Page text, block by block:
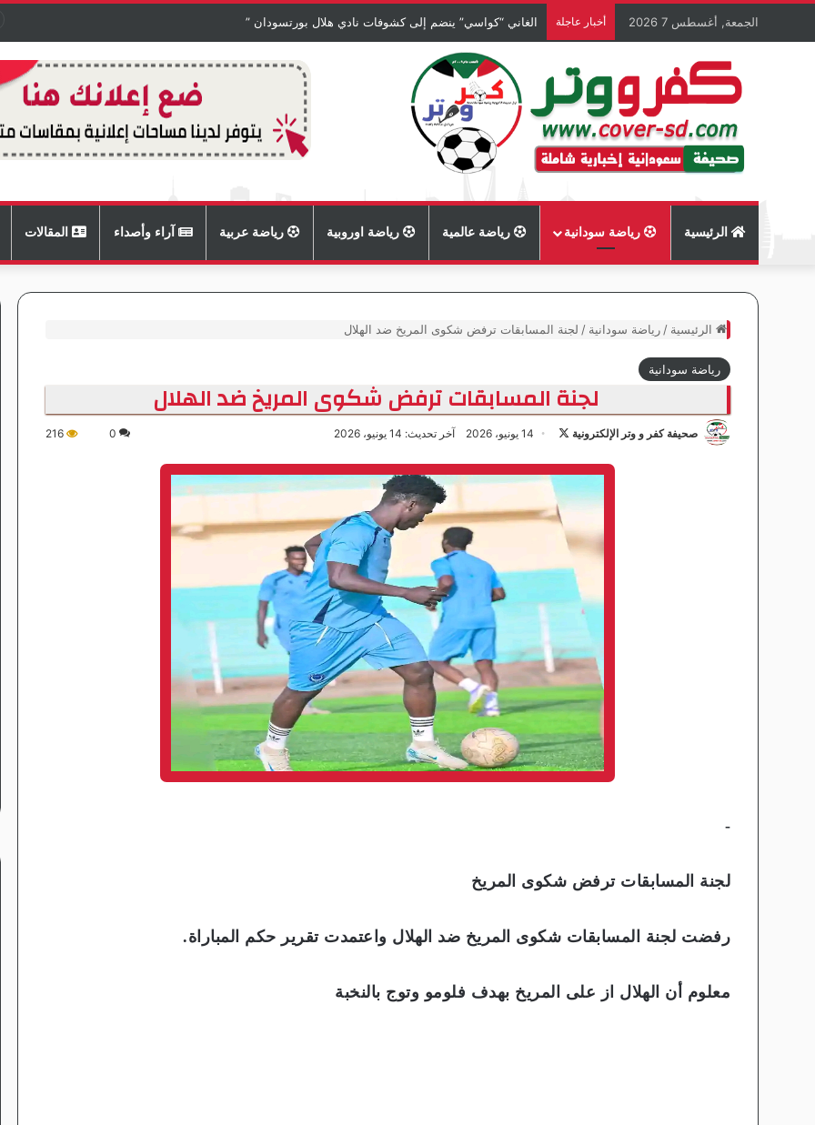
الجمعة, أغسطس 7 2026 أخبار عاجلة الغاني “كواسي” ينضم إلى كشوفات نادي هلال بورتسودان ”
الرئيسية رياضة سودانية رياضة عالمية رياضة اوروبية رياضة عربية آراء وأصداء المقالات
الرئيسية / رياضة سودانية / لجنة المسابقات ترفض شكوى المريخ ضد الهلال
رياضة سودانية
لجنة المسابقات ترفض شكوى المريخ ضد الهلال
صحيفة كفر و وتر الإلكترونية
ب
ع
ع
14 يونيو، 2026 آخر تحديث: 14 يونيو، 2026 0
216
-
لجنة المسابقات ترفض شكوى المريخ
رفضت لجنة المسابقات شكوى المريخ ضد الهلال واعتمدت تقرير حكم المباراة.
معلوم أن الهلال از على المريخ بهدف فلومو وتوج بالنخبة